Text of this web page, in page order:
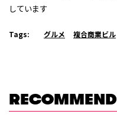
しています
Tags: グルメ 複合商業ビル
RECOMMEND